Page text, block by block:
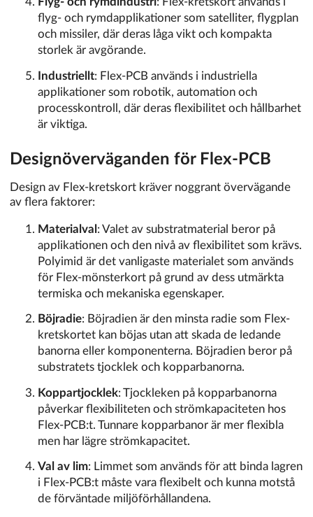
flyg- och rymdapplikationer som satelliter, flygplan
och missiler, där deras låga vikt och kompakta
storlek är avgörande.
Industriellt: Flex-PCB används i industriella
applikationer som robotik, automation och
processkontroll, där deras flexibilitet och hållbarhet
är viktiga.
Designöverväganden för Flex-PCB
Design av Flex-kretskort kräver noggrant övervägande
av flera faktorer:
Materialval : Valet av substratmaterial beror på
applikationen och den nivå av flexibilitet som krävs.
Polyimid är det vanligaste materialet som används
för Flex-mönsterkort på grund av dess utmärkta
termiska och mekaniska egenskaper.
Böjradie: Böjradien är den minsta radie som Flex-
kretskortet kan böjas utan att skada de ledande
banorna eller komponenterna. Böjradien beror på
substratets tjocklek och kopparbanorna.
Koppartjocklek: Tjockleken på kopparbanorna
påverkar flexibiliteten och strömkapaciteten hos
Flex-PCB:t. Tunnare kopparbanor är mer flexibla
men har lägre strömkapacitet.
Val av lim: Limmet som används för att binda lagren
i Flex-PCB:t måste vara flexibelt och kunna motstå
de förväntade miljöförhållandena.